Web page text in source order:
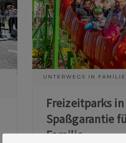
UNTERWEGS IN FAMILIE
Freizeitparks in
Spaßgarantie
Familie